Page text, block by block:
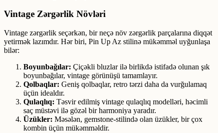
Vintage Zərgərlik Növləri
Vintage zərgərlik seçərkən, bir neçə növ zərgərlik parçalarına diqqət
yetirmək lazımdır. Hər biri, Pin Up Az stilinə mükəmməl uyğunlaşa
bilər:
Boyunbağılar: Çiçəkli bluzlar ilə birlikdə istifadə olunan şık
boyunbağılar, vintage görünüşü tamamlayır.
Qolbaqlar: Geniş qolbaqlar, retro tərzi daha da vurğulamaq
üçün idealdır.
Qulaqlıq: Təsvir edilmiş vintage qulaqlıq modelləri, həcimli
saç müstəvi ilə gözəl bir harmoniya yaradır.
Üzükler: Məsələn, gemstone-stilində olan üzükler, bir çox
kombin üçün mükəmməldir.